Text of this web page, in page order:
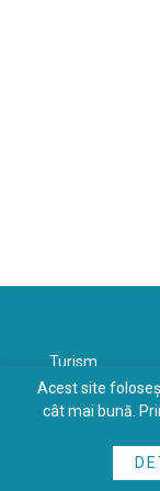
Turism
Copyrights © 2026
Acest site
cât mai bună.